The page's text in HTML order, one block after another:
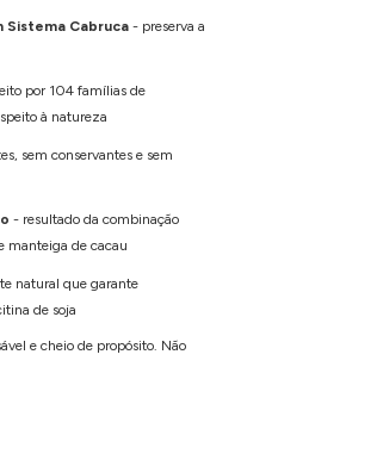
Sistema Cabruca - preserva a
por 104 famílias de
à natureza
sem conservantes e sem
- resultado da combinação
manteiga de cacau
natural que garante
de soja
e cheio de propósito. Não